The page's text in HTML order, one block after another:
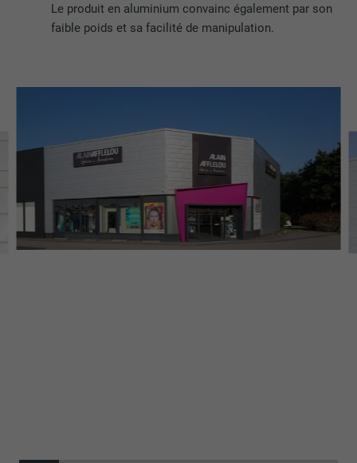
Le produit en aluminium convainc également par son
faible poids et sa facilité de manipulation.